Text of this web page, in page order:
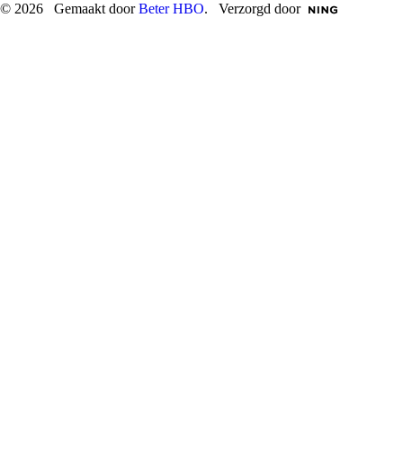
© 2026 Gemaakt doorBeter HBO. Verzorgd door